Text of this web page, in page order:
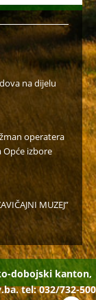
na dijelu
operatera
Opće izbore
MUZEJ”
u radu u
dobojski kanton,
tel: 032/732-500